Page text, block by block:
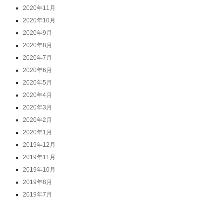
2020年11月
2020年10月
2020年9月
2020年8月
2020年7月
2020年6月
2020年5月
2020年4月
2020年3月
2020年2月
2020年1月
2019年12月
2019年11月
2019年10月
2019年8月
2019年7月